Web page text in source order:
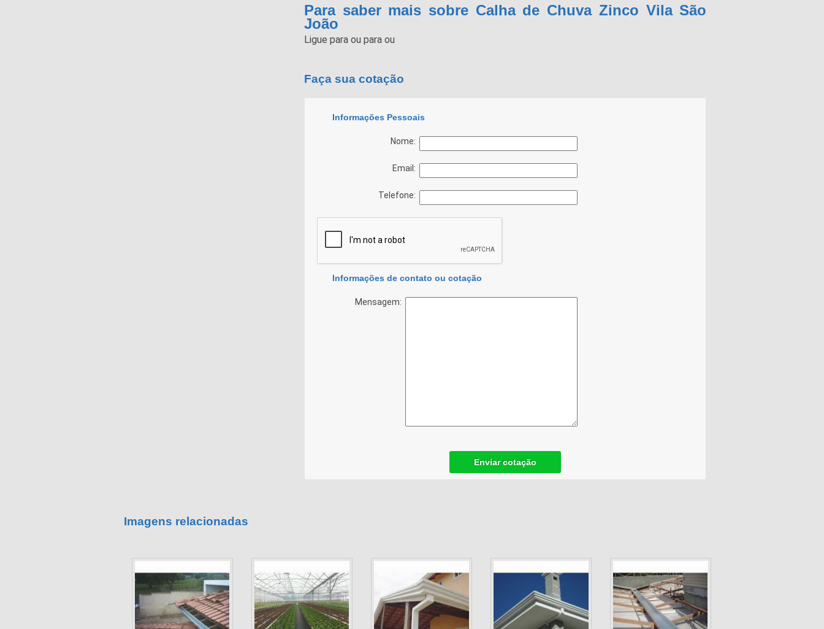
Para saber mais sobre Calha de Chuva Zinco Vila São
João
Ligue para ou para ou
Faça sua cotação
Informações Pessoais
Nome:
Email:
Telefone:
Informações de contato ou cotação
Mensagem:
Enviar cotação
Imagens relacionadas